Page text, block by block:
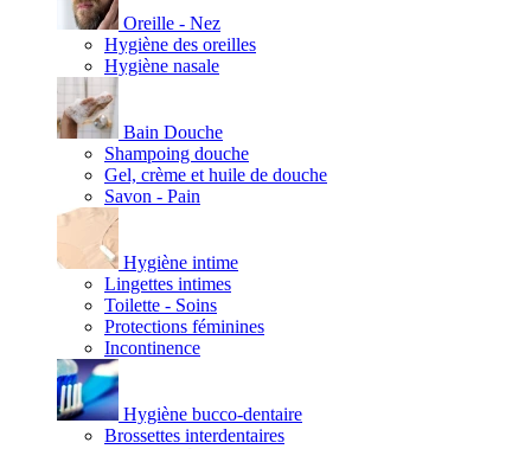
Oreille - Nez
Hygiène des oreilles
Hygiène nasale
Bain Douche
Shampoing douche
Gel, crème et huile de douche
Savon - Pain
Hygiène intime
Lingettes intimes
Toilette - Soins
Protections féminines
Incontinence
Hygiène bucco-dentaire
Brossettes interdentaires